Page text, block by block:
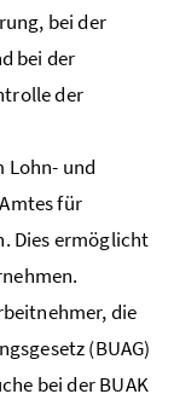
bei der
bei der
der
Lohn- und
für
Dies ermöglicht
die
(BUAG)
bei derBUAK